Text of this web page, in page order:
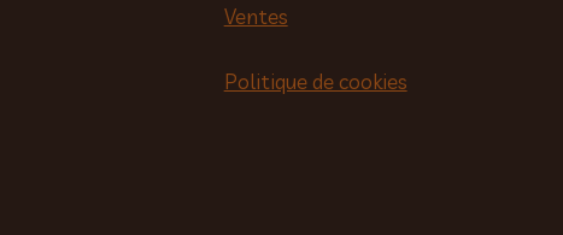
Ventes
Politique de cookies